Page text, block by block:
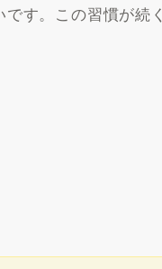
す。この習慣が続く